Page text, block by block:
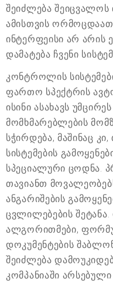
შეიძლება შეიცვალოს
ამისთვის
ინტერფეისი არ არის
დამატება ჩვენი
კონტროლის
ფართო სპექტრის
ისინი ასახავს
მომხმარებლების
სჭირდება, მაშინაც
სისტემების
სპეციალური ცოდნა.
თავიანთ
ანგარიშების
ცვლილებების შეტანა.
ალგორითმები,
დოკუმენტების
შეიძლება
კომპანიაში